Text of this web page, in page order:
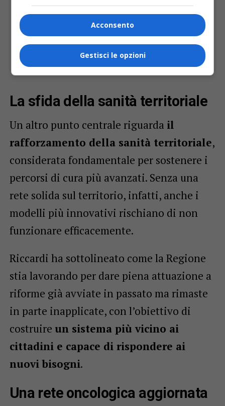
La sfida della sanità territoriale
Un altro punto centrale riguarda il
rafforzamento della sanità territoriale,
considerata fondamentale per sostenere i
percorsi di cura più avanzati. Senza una
rete solida sul territorio, infatti, anche i
modelli più innovativi rischiano di non
funzionare efficacemente.
Riccardi ha sottolineato come la Regione
stia lavorando per dare piena attuazione a
riforme già avviate in passato ma rimaste
in parte inapplicate, con l’obiettivo di
costruire un sistema più vicino ai
cittadini e capace di rispondere ai
nuovi bisogni.
Una rete oncologica aggiornata
Acconsento
Gestisci le opzioni